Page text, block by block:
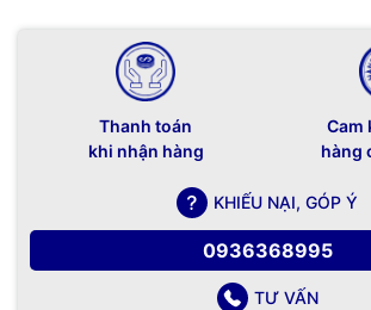
Thanh toán
khi nhận hàng
Cam
hàng
KHIẾU NẠI, GÓP Ý
0936368995
TƯ VẤN